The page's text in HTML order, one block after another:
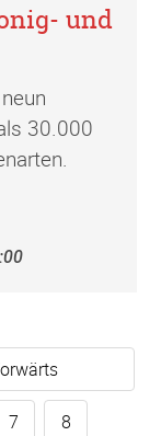
und
30.000
7 8